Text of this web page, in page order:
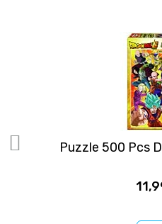
Puzzle 500 Pcs